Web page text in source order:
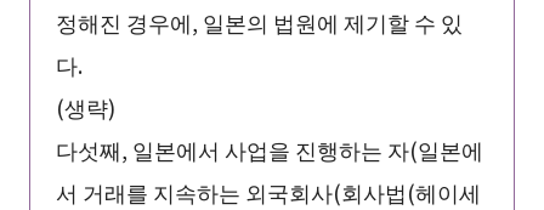
정해진 경우에, 일본의 법원에 제기할 수 있
다.
(생략)
다섯째, 일본에서 사업을 진행하는 자(일본에
서 거래를 지속하는 외국회사(회사법(헤이세